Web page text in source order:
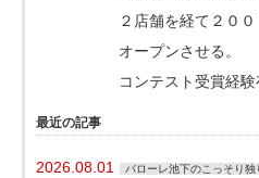
２店舗を経て２０
オープンさせる。
コンテスト受賞経験
最近の記事
2026.08.01 バローレ池下のこっそり独